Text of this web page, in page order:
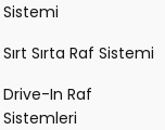
Sistemi
Sırt Sırta Raf Sistemi
Drive-In Raf
Sistemleri